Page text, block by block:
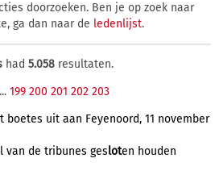
doorzoeken. Ben je op zoek naar
ga dan naar de ledenlijst.
had 5.058 resultaten.
... 199 200 201 202 203
boetes uit aan Feyenoord, 11 november
van de tribunes gesloten houden